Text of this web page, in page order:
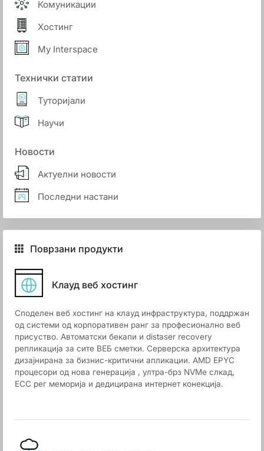
Комуникации
Хостинг
My Interspace
Технички статии
Туторијали
Научи
Новости
Актуелни новости
Последни настани
Поврзани продукти
Клауд веб хостинг
Споделен веб хостинг на клауд инфраструктура, поддржан
од системи од корпоративен ранг за професионално веб
присуство. Автоматски бекапи и distaser recovery
репликација за сите ВЕБ сметки. Серверска архитектура
дизајнирана за бизнис-критични апликации. AMD EPYC
процесори од нова генерација , ултра-брз NVMe слкад,
ECC рег меморија и дедицирана интернет конекција.